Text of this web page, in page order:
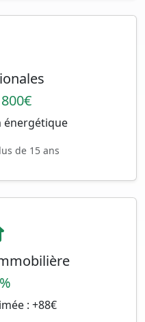
énergétique
de 15 ans
: +88€